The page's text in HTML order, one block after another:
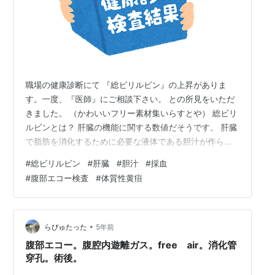
職場の健康診断にて 『総ビリルビン』の上昇がありま
す。一度、『医師』にご相談下さい。 との所見をいただ
きました。 （かわいいフリー素材集いらすとや） 総ビリ
ルビンとは？ 肝臓の機能に関する数値だそうです。 肝臓
で脂肪を消化するために必要な液体である胆汁が作られ
ビンというのだそうです。 この総ビリルビンの数値が高
いと胆石症・肝機能障害などが疑われるとのことです。
（かわいいフリー素材集いらすとや） 基準値としては
０・３～１・２mg/dl 私の数値は 昨年が「１・８
mg/dl」 今年は「２．１mg/dl」でした。 ということ
で、総合病院へ受診しま…
#総ビリルビン #肝臓 #胆汁 #採血
#腹部エコー検査 #体質性黄疸
らぴゅたった • 5年前
腹部エコー。腹腔内遊離ガス。free air。消化管
穿孔。術後。